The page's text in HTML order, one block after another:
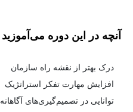
آنچه در این دوره می‌آموزید
درک بهتر از نقشه راه سازمان
افزایش مهارت تفکر استراتژیک
توانایی در تصمیم‌گیری‌های آگاهانه